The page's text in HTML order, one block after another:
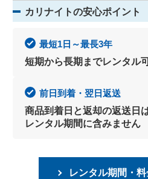
カリナイトの安心ポイント
最短1日～最長3年
短期から長期までレンタル
前日到着・翌日返送
商品到着日と返却の返送日
レンタル期間に含みません
レンタル期間・